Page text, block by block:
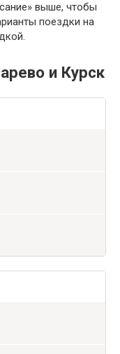
выше, чтобы
поездки на
и Курск